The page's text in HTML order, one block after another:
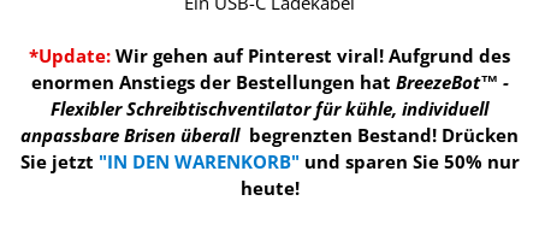
*Update: Wir gehen auf Pinterest viral! Aufgrund des
enormen Anstiegs der Bestellungen hat BreezeBot™ -
Flexibler Schreibtischventilator für kühle, individuell
anpassbare Brisen überall begrenzten Bestand! Drücken
Sie jetzt "IN DEN WARENKORB" und sparen Sie 50% nur
heute!